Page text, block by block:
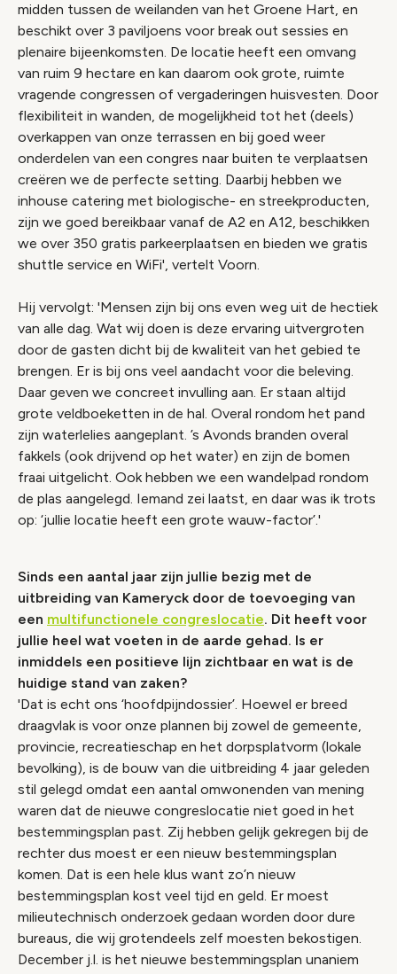
midden tussen de weilanden van het Groene Hart, en
beschikt over 3 paviljoens voor break out sessies en
plenaire bijeenkomsten. De locatie heeft een omvang
van ruim 9 hectare en kan daarom ook grote, ruimte
vragende congressen of vergaderingen huisvesten. Door
flexibiliteit in wanden, de mogelijkheid tot het (deels)
overkappen van onze terrassen en bij goed weer
onderdelen van een congres naar buiten te verplaatsen
creëren we de perfecte setting. Daarbij hebben we
inhouse catering met biologische- en streekproducten,
zijn we goed bereikbaar vanaf de A2 en A12, beschikken
we over 350 gratis parkeerplaatsen en bieden we gratis
shuttle service en WiFi', vertelt Voorn.
Hij vervolgt: 'Mensen zijn bij ons even weg uit de hectiek
van alle dag. Wat wij doen is deze ervaring uitvergroten
door de gasten dicht bij de kwaliteit van het gebied te
brengen. Er is bij ons veel aandacht voor die beleving.
Daar geven we concreet invulling aan. Er staan altijd
grote veldboeketten in de hal. Overal rondom het pand
zijn waterlelies aangeplant. ’s Avonds branden overal
fakkels (ook drijvend op het water) en zijn de bomen
fraai uitgelicht. Ook hebben we een wandelpad rondom
de plas aangelegd. Iemand zei laatst, en daar was ik trots
op: ‘jullie locatie heeft een grote wauw-factor’.'
Sinds een aantal jaar zijn jullie bezig met de
uitbreiding van Kameryck door de toevoeging van
een multifunctionele congreslocatie. Dit heeft voor
jullie heel wat voeten in de aarde gehad. Is er
inmiddels een positieve lijn zichtbaar en wat is de
huidige stand van zaken?
'Dat is echt ons ‘hoofdpijndossier’. Hoewel er breed
draagvlak is voor onze plannen bij zowel de gemeente,
provincie, recreatieschap en het dorpsplatvorm (lokale
bevolking), is de bouw van die uitbreiding 4 jaar geleden
stil gelegd omdat een aantal omwonenden van mening
waren dat de nieuwe congreslocatie niet goed in het
bestemmingsplan past. Zij hebben gelijk gekregen bij de
rechter dus moest er een nieuw bestemmingsplan
komen. Dat is een hele klus want zo’n nieuw
bestemmingsplan kost veel tijd en geld. Er moest
milieutechnisch onderzoek gedaan worden door dure
bureaus, die wij grotendeels zelf moesten bekostigen.
December j.l. is het nieuwe bestemmingsplan unaniem